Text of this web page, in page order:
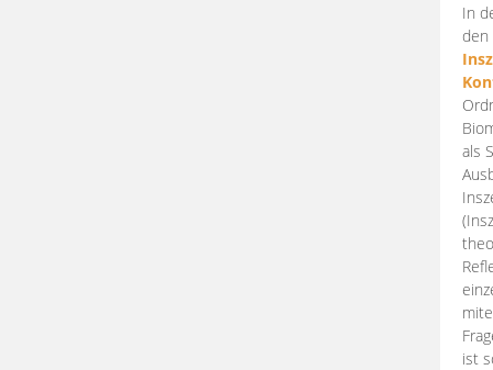
In
den
als
ist